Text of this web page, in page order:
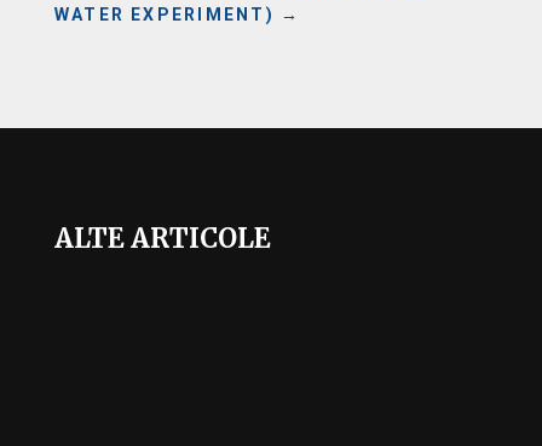
WATER EXPERIMENT)
→
ALTE ARTICOLE